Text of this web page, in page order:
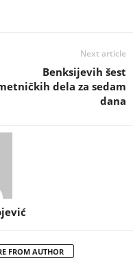
Next article
Benksijevih šest
dela za sedam
dana
FROM AUTHOR